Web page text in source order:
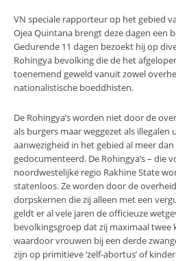
VN speciale rapporteur op het gebied
Ojea Quintana brengt deze dagen een
Gedurende 11 dagen bezoekt hij op
Rohingya bevolking die de het
toenemend geweld vanuit zowel
nationalistische boeddhisten.
De Rohingya’s worden niet door de
als burgers maar weggezet als illegalen
aanwezigheid in het gebied al meer
gedocumenteerd. De Rohingya’s – die
noordwestelijke regio Rakhine State
statenloos. Ze worden door de
dorpskernen die zij alleen met een
geldt er al vele jaren de officieuze
bevolkingsgroep dat zij maximaal twee
waardoor vrouwen bij een derde
zijn op primitieve ‘zelf-abortus’ of